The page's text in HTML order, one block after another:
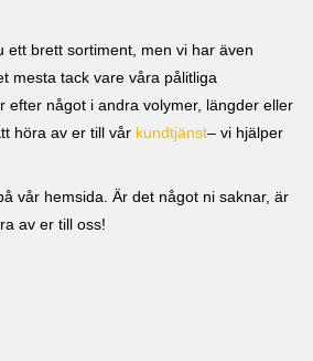
ett brett sortiment, men vi har även
mesta tack vare våra pålitliga
efter något i andra volymer, längder eller
höra av er till vår kundtjänst– vi hjälper
vår hemsida. Är det något ni saknar, är
av er till oss!